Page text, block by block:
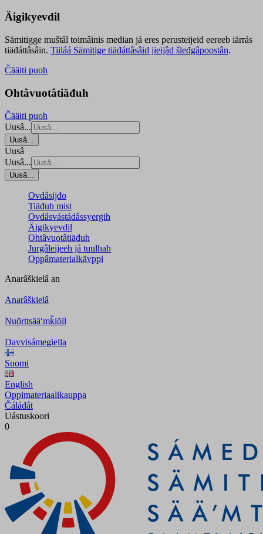
Äigikyevdil
Sämitigge muštâl toimâinis median já eres perusteijeid eereeb iärrás
tiäđáttâsâin. Tiiláá Sämitige tiäđáttâsâid jieijâd šleđgâpoostân.
Čääiti puoh
Ohtâvuotâtiäđuh
Čääiti puoh
Uusâ...
Uusâ...
Uusâ
Uusâ...
Uusâ...
Ovdâsijđo
Tiäđuh mist
Ovdâsvástádâssyergih
Äigikyevdil
Ohtâvuotâtiäđuh
Jurgâleijeeh já tuulhah
Oppâmaterialkävppi
Anarâškielâ an
Anarâškielâ
Nuõrttsääʹmǩiõll
Davvisámegiella
Suomi
English
Oppimateriaalikauppa
Čáládât
Uástuskoori
0